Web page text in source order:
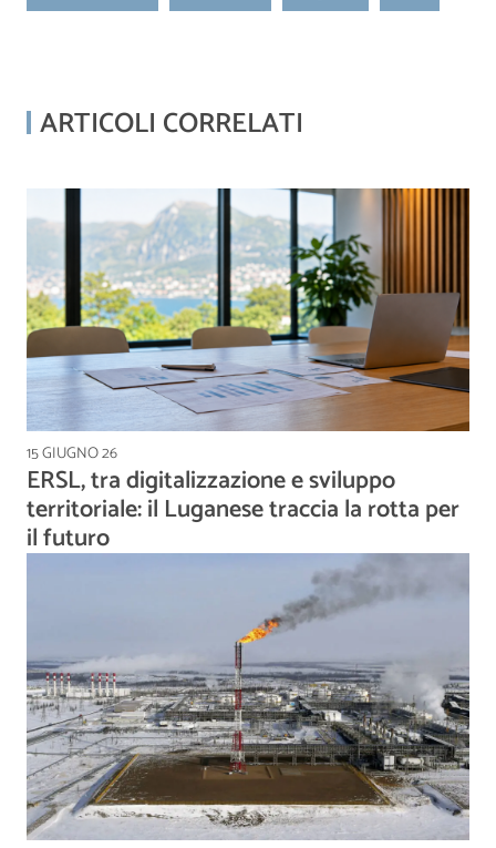
ARTICOLI CORRELATI
15 GIUGNO 26
ERSL, tra digitalizzazione e sviluppo
territoriale: il Luganese traccia la rotta per
il futuro